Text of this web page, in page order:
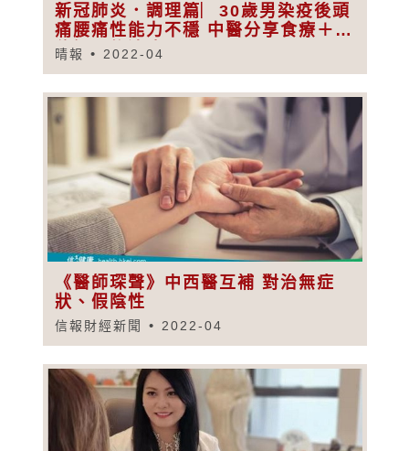
新冠肺炎．調理篇︳30歲男染疫後頭
痛腰痛性能力不穩 中醫分享食療＋穴
位調理後遺症
晴報 2022-04
《醫師琛聲》中西醫互補 對治無症
狀、假陰性
信報財經新聞 2022-04